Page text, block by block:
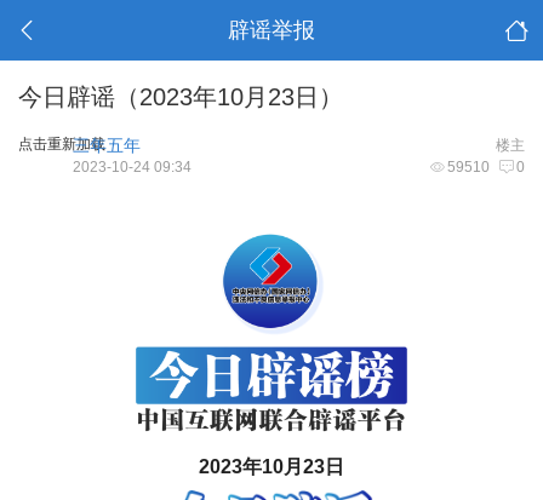
辟谣举报
今日辟谣（2023年10月23日）
点击重新加载 楼主
三年五年
59510 0
2023-10-24 09:34
2023年10月23日